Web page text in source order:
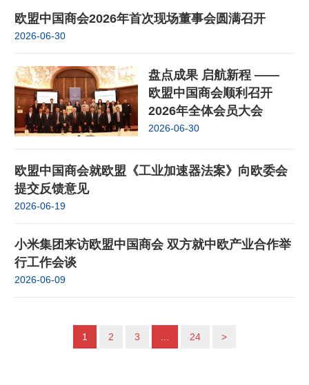
欧盟中国商会2026年首次现场董事会圆满召开
2026-06-30
盘点成果 启航新程 ——
欧盟中国商会顺利召开
2026年全体会员大会
2026-06-30
欧盟中国商会就欧盟《工业加速器法案》向欧委会
提交反馈意见
2026-06-19
小米集团来访欧盟中国商会 双方就中欧产业合作举
行工作会谈
2026-06-09
1 2 3 ... 24 >